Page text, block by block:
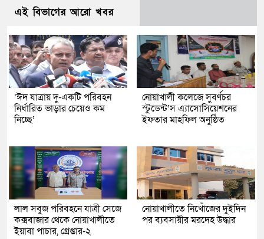
এই বিভাগের আরো খবর
‘ঈদ যাত্রায় দু-একটি পরিবহন
নির্ধারিত ভাড়ার চেয়েও কম
নিচ্ছে’
নোয়াখালী কলেজে সুবর্ণচর
স্টুডেন্ট’স এ্যাসোসিয়েশনের
ইফতার মাহফিল অনুষ্ঠিত
লাল সবুজ পরিবহনে যাত্রী সেজে
কক্সবাজার থেকে নোয়াখালীতে
ইয়াবা পাচার, গ্রেপ্তার-২
নোয়াখালীতে নিখোঁজের দুইদিন
পর ব্যবসায়ীর মরদেহ উদ্ধার